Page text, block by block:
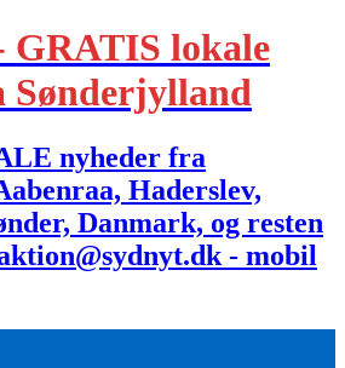
GRATIS lokale
Sønderjylland
nyheder fra
Haderslev,
Danmark, og resten
- mobil